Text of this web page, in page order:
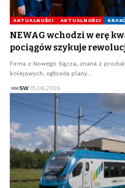
AKTUALNOŚCI AKTUALNOŚCI
NEWAG wchodzi w erę
pociągów szykuje
Firma z Nowego Sącza, znana z
kolejowych, ogłosiła plany…
SW 15.06.2026